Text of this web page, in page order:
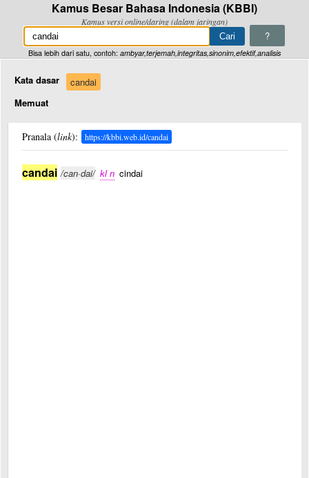
Kamus Besar Bahasa Indonesia (KBBI)
Kamus versi online/daring (dalam jaringan)
?
Bisa lebih dari satu, contoh: ambyar,terjemah,integritas,sinonim,efektif,analisis
Kata dasar
candai
Memuat
Pranala (link): https://kbbi.web.id/candai
candai /can·dai/ kl n cindai